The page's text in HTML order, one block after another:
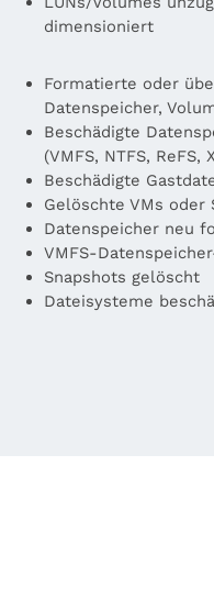
dimensioniert
Formatierte oder
Datenspeicher,
Beschädigte
(VMFS, NTFS, ReFS,
Beschädigte
Gelöschte VMs oder
Datenspeicher neu
VMFS-
Snapshots gelöscht
Dateisysteme